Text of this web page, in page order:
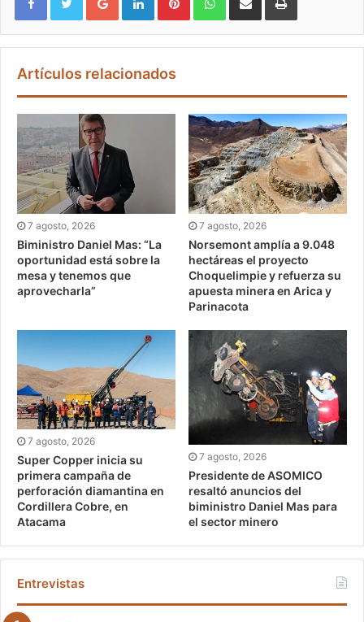
Artículos relacionados
7 agosto, 2026
Biministro Daniel Mas: “La
oportunidad está sobre la
mesa y tenemos que
aprovecharla”
7 agosto, 2026
Norsemont amplía a 9.048
hectáreas el proyecto
Choquelimpie y refuerza su
apuesta minera en Arica y
Parinacota
7 agosto, 2026
Super Copper inicia su
primera campaña de
perforación diamantina en
Cordillera Cobre, en
Atacama
7 agosto, 2026
Presidente de ASOMICO
resaltó anuncios del
biministro Daniel Mas para
el sector minero
Entrevistas